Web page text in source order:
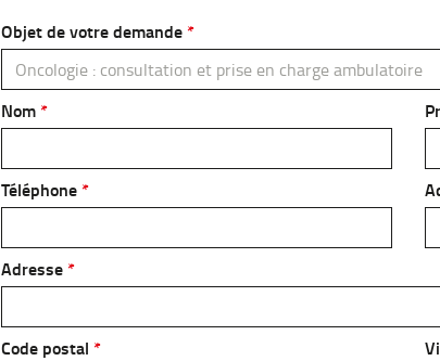
Objet de votre demande
Oncologie : consultation et prise en charge ambulatoire
Nom
Téléphone
Adresse
Code postal